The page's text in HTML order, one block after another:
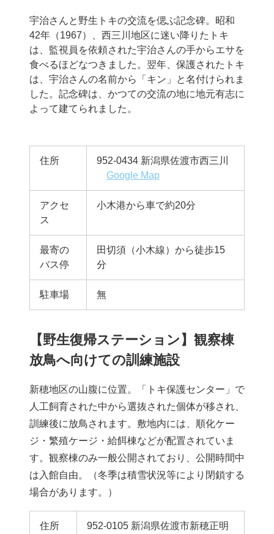
宇治さんと野生トキの交流を偲ぶ記念碑。昭和
42年（1967）、西三川地区に迷い降りたトキ
は、監視員を依頼された宇治さんの手からエサを
食べるほどなつきました。翌年、保護されたトキ
は、宇治さんの名前から「キン」と名付けられま
した。記念碑は、かつての交流の地に地元有志に
よって建てられました。
住所
952-0434 新潟県佐渡市西三川
Google Map
アクセ
ス
小木港から車で約20分
最寄の
バス停
田切須（小木線）から徒歩15
分
駐車場 無
【野生復帰ステーション】観察棟
放鳥へ向けての訓練施設
新穂地区の山腹に位置。「トキ保護センター」で
人工飼育された中から選抜された個体が移され、
訓練後に放鳥されます。敷地内には、順化ケー
ジ・繁殖ケージ・給餌棟などが配置されていま
す。観察棟のみ一般公開されており、公開時間中
は入館自由。（冬季は積雪状況等により閉鎖する
場合があります。）
住所
952-0105 新潟県佐渡市新穂正明